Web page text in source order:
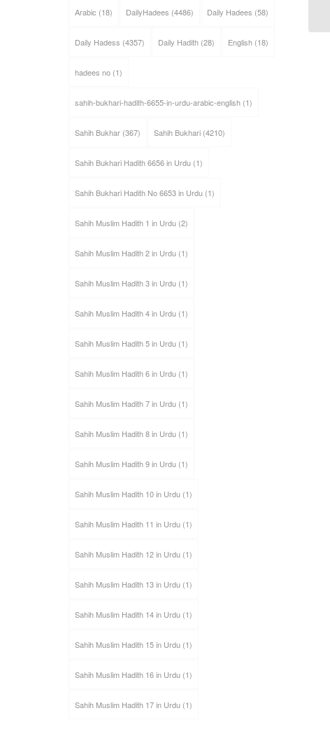
Arabic (18) DailyHadees (4486) Daily Hadees (58)
Daily Hadess (4357) Daily Hadith(28) English(18)
hadees no(1)
sahih-bukhari-hadith-6655-in-urdu-arabic-english(1)
Sahih Bukhar(367) Sahih Bukhari(4210)
Sahih Bukhari Hadith 6656 in Urdu(1)
Sahih Bukhari Hadith No 6653 in Urdu(1)
Sahih Muslim Hadith 1 in Urdu(2)
Sahih Muslim Hadith 2 in Urdu(1)
Sahih Muslim Hadith 3 in Urdu(1)
Sahih Muslim Hadith 4 in Urdu(1)
Sahih Muslim Hadith 5 in Urdu(1)
Sahih Muslim Hadith 6 in Urdu(1)
Sahih Muslim Hadith 7 in Urdu(1)
Sahih Muslim Hadith 8 in Urdu(1)
Sahih Muslim Hadith 9 in Urdu(1)
Sahih Muslim Hadith 10 in Urdu(1)
Sahih Muslim Hadith 11 in Urdu(1)
Sahih Muslim Hadith 12 in Urdu(1)
Sahih Muslim Hadith 13 in Urdu(1)
Sahih Muslim Hadith 14 in Urdu(1)
Sahih Muslim Hadith 15 in Urdu(1)
Sahih Muslim Hadith 16 in Urdu(1)
Sahih Muslim Hadith 17 in Urdu(1)